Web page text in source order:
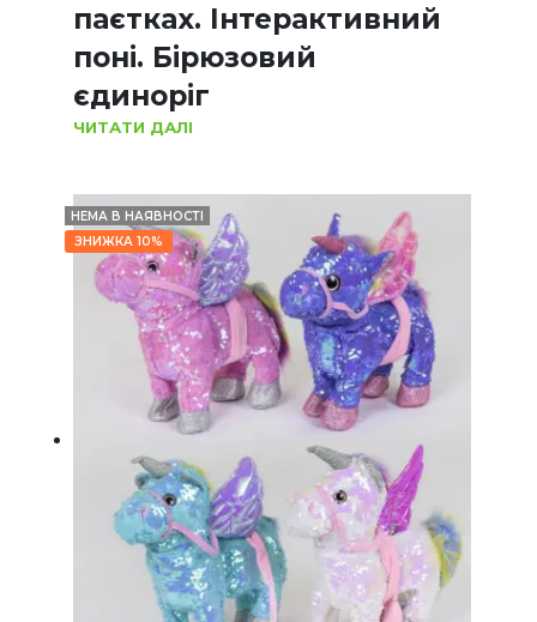
паєтках. Інтерактивний
поні. Бірюзовий
єдиноріг
ЧИТАТИ ДАЛІ
НЕМА В НАЯВНОСТІ
ЗНИЖКА 10%